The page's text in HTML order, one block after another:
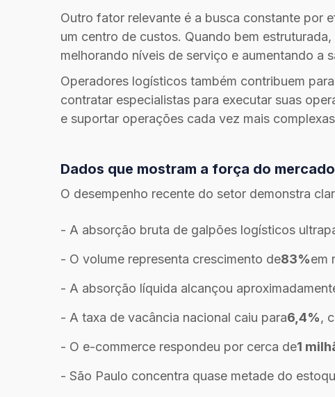
Outro fator relevante é a busca constante por
um centro de custos. Quando bem
melhorando níveis de serviço e aumentando a
Operadores logísticos também contribuem
contratar especialistas para executar suas
e suportar operações cada vez mais
Dados que mostram a força do mercado
O desempenho recente do setor demonstra
- A absorção bruta de galpões logísticos
- O volume representa crescimento de83%em
- A absorção líquida alcançou
- A taxa de vacância nacional caiu para6,4%,
- O e-commerce respondeu por cerca de1
- São Paulo concentra quase metade do